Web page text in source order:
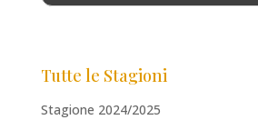
Tutte le Stagioni
Stagione 2024/2025